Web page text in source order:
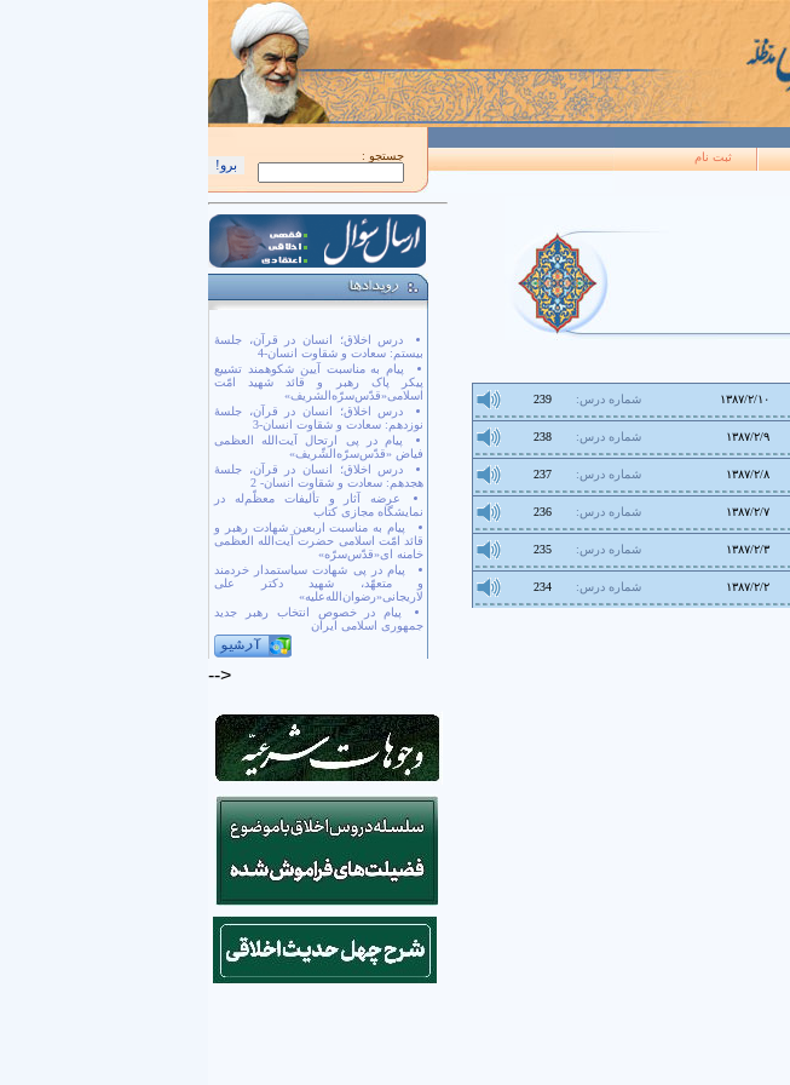
جستجو : ثبت نام
درس اخلاق؛ انسان در قرآن، جلسۀ
بیستم: سعادت و شقاوت انسان-4
پیام به مناسبت آیین شکوهمند تشییع
پیکر پاک رهبر و قائد شهید امّت
اسلامی«قدّس‌سرّه‌الشریف»
درس اخلاق؛ انسان در قرآن، جلسۀ
نوزدهم: سعادت و شقاوت انسان-3
پیام در پی ارتحال آیت‌الله العظمی
فیاض «قدّس‌سرّه‌الشّریف»
درس اخلاق؛ انسان در قرآن، جلسۀ
هجدهم: سعادت و شقاوت انسان- 2
عرضه آثار و تألیفات معظّم‌له در
نمایشگاه مجازی کتاب
پیام به مناسبت اربعین شهادت رهبر و
قائد امّت اسلامی حضرت آیت‌الله العظمی
خامنه ای«قدّس‌سرّه»
پیام در پی شهادت سیاستمدار خردمند
و متعهّد، شهید دکتر علی
لاریجانی«رضوان‌الله‌علیه»
پیام در خصوص انتخاب رهبر جدید
جمهوری اسلامی ایران
-->
۱۳۸۷/۲/۱۰ شماره درس: 239
۱۳۸۷/۲/۹ شماره درس: 238
۱۳۸۷/۲/۸ شماره درس: 237
۱۳۸۷/۲/۷ شماره درس: 236
۱۳۸۷/۲/۳ شماره درس: 235
۱۳۸۷/۲/۲ شماره درس: 234